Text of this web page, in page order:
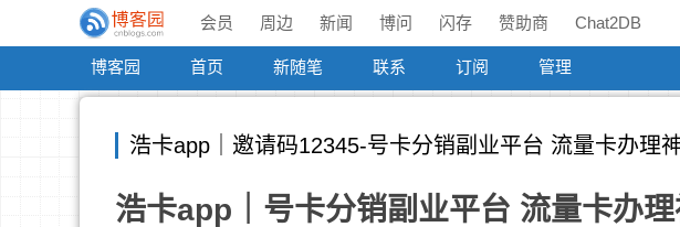
会员 周边 新闻 博问 闪存 赞助商 Chat2DB
博客园 首页 新随笔 联系 订阅 管理
浩卡app｜邀请码12345-号卡分销副业平台 流量卡办理
浩卡app｜号卡分销副业平台 流量卡办